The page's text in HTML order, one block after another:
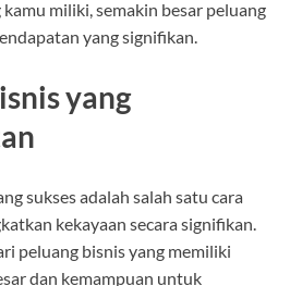
miliki, semakin besar peluang
yang signifikan.
yang
sukses adalah salah satu cara
kekayaan secara signifikan.
peluang bisnis yang memiliki
dan kemampuan untuk